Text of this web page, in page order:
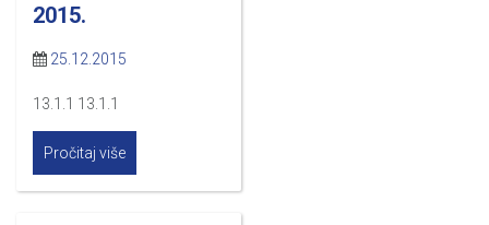
2015.
25.12.2015
13.1.1 13.1.1
Pročitaj više